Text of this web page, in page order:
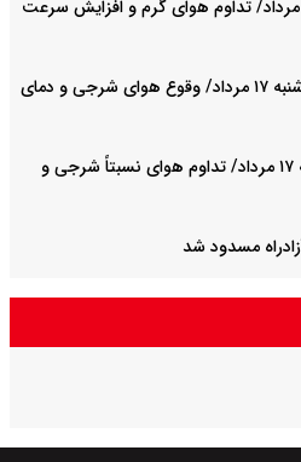
پیش بینی هوای لرستان فردا ۱۷ مرداد/ تداوم هوای گرم و افزایش سرعت
پیش بینی هوای خوزستان فردا شنبه ۱۷ مرداد/ وقوع هوای شرجی و دمای
پیش بینی هوای شیراز فردا شنبه ۱۷ مرداد/ تداوم هوای نسبتاً شرجی و
مسدود شد
آغاز می شود